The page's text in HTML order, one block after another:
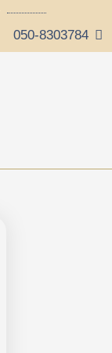
050-8303784